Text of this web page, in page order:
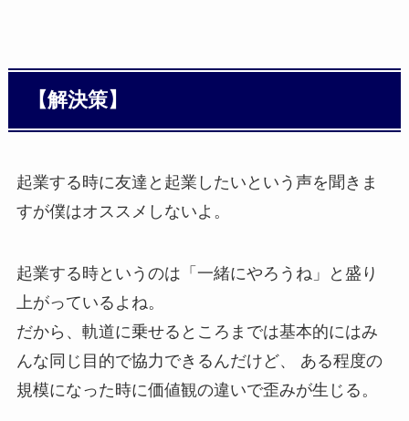
【解決策】
起業する時に友達と起業したいという声を聞きま
すが僕はオススメしないよ。
起業する時というのは「一緒にやろうね」と盛り
上がっているよね。
だから、軌道に乗せるところまでは基本的にはみ
んな同じ目的で協力できるんだけど、 ある程度の
規模になった時に価値観の違いで歪みが生じる。